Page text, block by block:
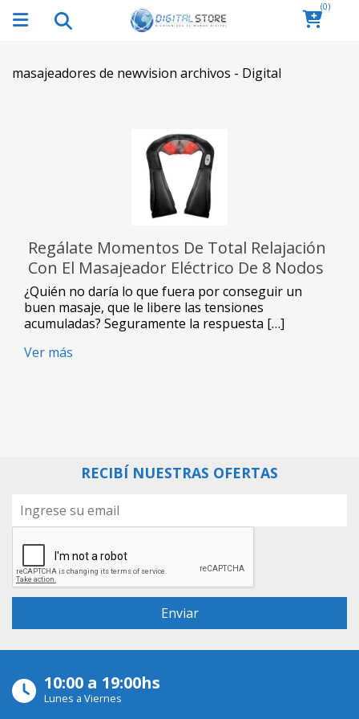
(0)
masajeadores de newvision archivos - Digital
Regálate Momentos De Total Relajación
Con El Masajeador Eléctrico De 8 Nodos
De NewVision
¿Quién no daría lo que fuera por conseguir un
buen masaje, que le libere las tensiones
acumuladas? Seguramente la respuesta […]
Ver más
RECIBÍ NUESTRAS OFERTAS
10:00 a 19:00hs
Lunes a Viernes